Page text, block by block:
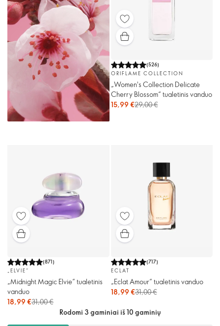
(526)
ORIFLAME COLLECTION
„Women's Collection Delicate
Cherry Blossom“ tualetinis vanduo
15,99 €29,00 €
(871)
„ELVIE“
„Midnight Magic Elvie“ tualetinis
vanduo
18,99 €31,00 €
(717)
ECLAT
„Eclat Amour“ tualetinis vanduo
18,99 €31,00 €
Rodomi 3 gaminiai iš 10 gaminių